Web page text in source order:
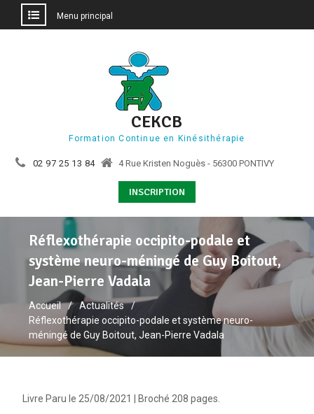
Menu principal
CEKCB
Formation Continue en Kinésithérapie
02 97 25 13 84 4 Rue Kristen Noguès - 56300 PONTIVY
INSCRIPTION
Réflexothérapie occipito-podale et
système neuro-méningé de Guy Boitout,
Jean-Pierre Vadala
Accueil
Actualités
Réflexothérapie occipito-podale et système neuro-
méningé de Guy Boitout, Jean-Pierre Vadala
Livre Paru le 25/08/2021 | Broché 208 pages.